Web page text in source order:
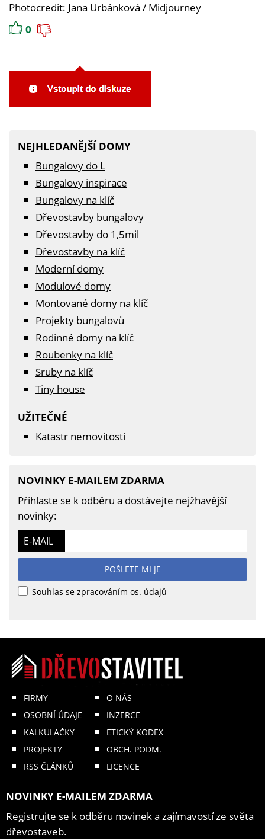
Photocredit: Jana Urbánková / Midjourney
0
NEJHLEDANĚJŠÍ DOMY
Bungalovy do L
Bungalovy inspirace
Bungalovy na klíč
Dřevostavby bungalovy
Dřevostavby do 1,5mil
Dřevostavby na klíč
Moderní domy
Modulové domy
Montované domy na klíč
Projekty bungalovů
Rodinné domy na klíč
Roubenky na klíč
Sruby na klíč
Tiny house
UŽITEČNÉ
Katastr nemovitostí
NOVINKY E-MAILEM ZDARMA
Přihlaste se k odběru a dostávejte nejžhavější
novinky:
E-MAIL
POŠLETE MI JE
Souhlas se zpracováním os. údajů
FIRMY
OSOBNÍ ÚDAJE
KALKULAČKY
PROJEKTY
RSS ČLÁNKŮ
O NÁS
INZERCE
ETICKÝ KODEX
OBCH. PODM.
LICENCE
NOVINKY E-MAILEM ZDARMA
Registrujte se k odběru novinek a zajímavostí ze světa
dřevostaveb.